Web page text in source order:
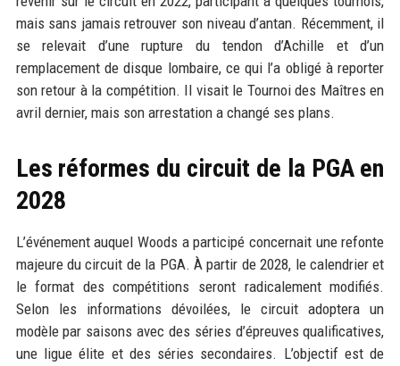
mais sans jamais retrouver son niveau d’antan. Récemment, il
se relevait d’une rupture du tendon d’Achille et d’un
remplacement de disque lombaire, ce qui l’a obligé à reporter
son retour à la compétition. Il visait le Tournoi des Maîtres en
avril dernier, mais son arrestation a changé ses plans.
Les réformes du circuit de la PGA en
2028
L’événement auquel Woods a participé concernait une refonte
majeure du circuit de la PGA. À partir de 2028, le calendrier et
le format des compétitions seront radicalement modifiés.
Selon les informations dévoilées, le circuit adoptera un
modèle par saisons avec des séries d’épreuves qualificatives,
une ligue élite et des séries secondaires. L’objectif est de